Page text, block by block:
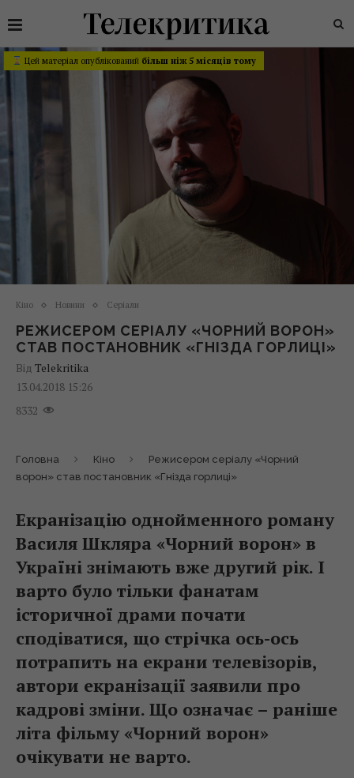
Цей матеріал опублікований більш ніж 5 місяців тому
Кіно Новини Серіали
РЕЖИСЕРОМ СЕРІАЛУ «ЧОРНИЙ ВОРОН»
СТАВ ПОСТАНОВНИК «ГНІЗДА ГОРЛИЦІ»
Від Telekritika
13.04.2018 15:26
8332
Головна Кіно
Режисером серіалу «Чорний
ворон» став постановник «Гнізда горлиці»
Екранізацію однойменного роману
Василя Шкляра «Чорний ворон» в
Україні знімають вже другий рік. І
варто було тільки фанатам
історичної драми почати
сподіватися, що стрічка ось-ось
потрапить на екрани телевізорів,
автори екранізації заявили про
кадрові зміни. Що означає – раніше
літа фільму «Чорний ворон»
очікувати не варто.